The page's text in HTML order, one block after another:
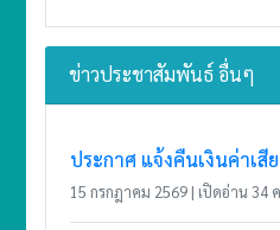
ข่าวประชาสัมพันธ์ อื่นๆ
ประกาศ แจ้งคืนเงินค่าเ
15 กรกฎาคม 2569 | เปิดอ่าน 34